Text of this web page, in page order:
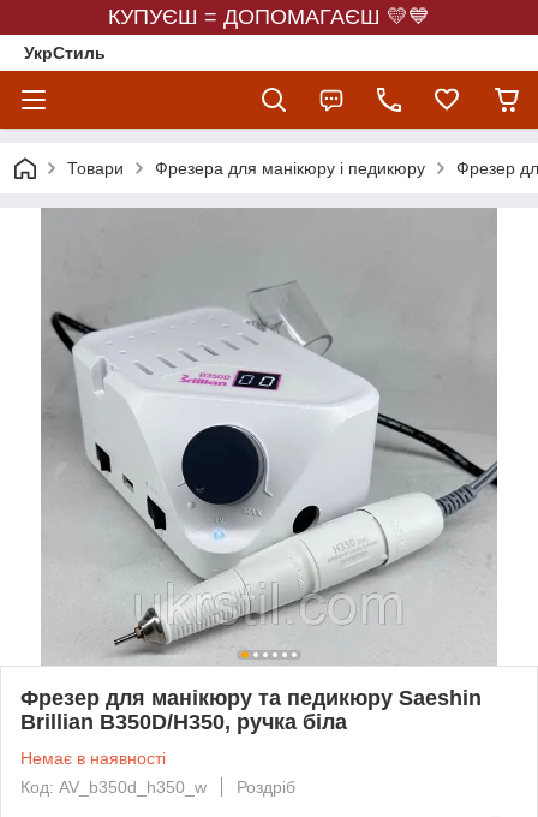
КУПУЄШ = ДОПОМАГАЄШ 💛💙
УкрСтиль
Товари Фрезера для манікюру і педикюру Фрезер
Фрезер для манікюру та педикюру Saeshin
Brillian B350D/H350, ручка біла
Немає в наявності
Код: AV_b350d_h350_w
Роздріб